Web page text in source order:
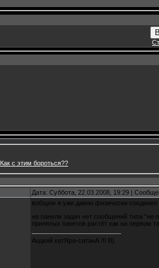
Как с этим бороться??
Дата: Суббота, 22.03.2008, 19:29 |
вобщем я уже давно физически соединил
на панели задач нет сообщений типа "не
принятых пакетов растёт как на первом
Аццкий катЯра-сатанА !!! B)